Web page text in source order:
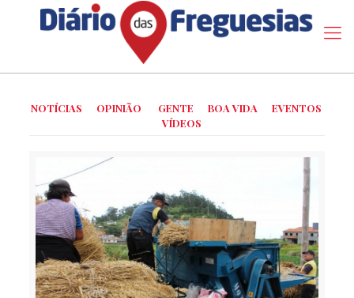
NOTÍCIAS OPINIÃO GENTE BOA VIDA
EVENTOS
VÍDEOS